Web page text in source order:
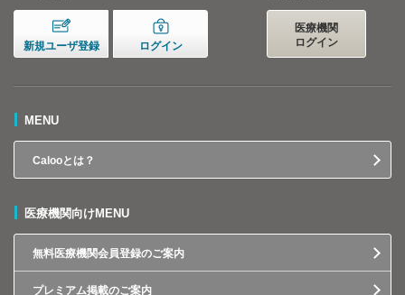
新規ユーザ登録 ログイン
医療機関
ログイン
MENU
Calooとは？
医療機関向けMENU
無料医療機関会員登録のご案内
プレミアム掲載のご案内